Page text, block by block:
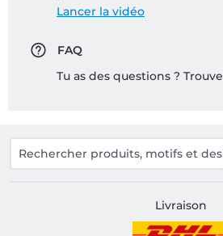
Lancer la vidéo
FAQ
Tu as des questions ?
Livraison